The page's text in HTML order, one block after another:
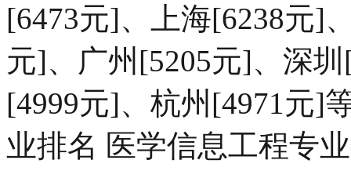
[6473元]、上海[6238元]
元]、广州[5205元]、深
[4999元]、杭州[4971元]
业排名 医学信息工程专